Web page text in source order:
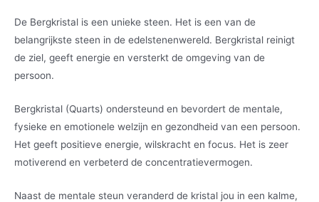
De Bergkristal is een unieke steen. Het is een van de
belangrijkste steen in de edelstenenwereld. Bergkristal reinigt
de ziel, geeft energie en versterkt de omgeving van de
persoon.
Bergkristal (Quarts) ondersteund en bevordert de mentale,
fysieke en emotionele welzijn en gezondheid van een persoon.
Het geeft positieve energie, wilskracht en focus. Het is zeer
motiverend en verbeterd de concentratievermogen.
Naast de mentale steun veranderd de kristal jou in een kalme,